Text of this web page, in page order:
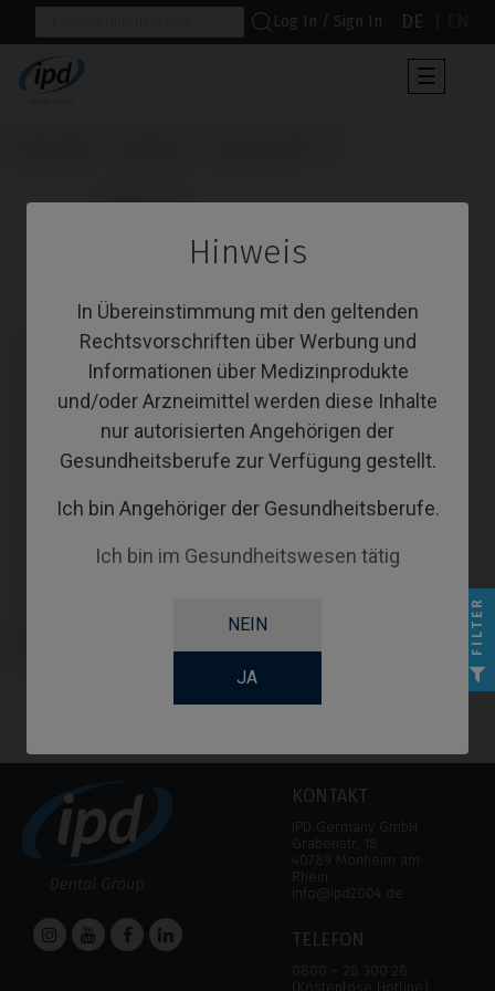
Hinweis
In Übereinstimmung mit den geltenden
Rechtsvorschriften über Werbung und
Informationen über Medizinprodukte
und/oder Arzneimittel werden diese Inhalte
nur autorisierten Angehörigen der
Gesundheitsberufe zur Verfügung gestellt.
Ich bin Angehöriger der Gesundheitsberufe.
Ich bin im Gesundheitswesen tätig
NEIN
JA
Log In / Sign In DE
der
☰
                      Multi-Unit
KONTAKT
IPD Germany GmbH
Grabenstr. 18
40789 Monheim am
Rhein
info@ipd2004.de
TELEFON
0800 – 28 300 28
(Kostenlose Hotline)
FILTER